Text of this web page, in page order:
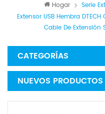
Hogar Serie
Extensor USB Hembra
Cable De Extensión
CATEGORÍAS
NUEVOS PRODUCTOS